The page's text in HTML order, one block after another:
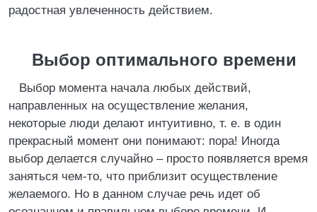
радостная увлеченность действием.
Выбор оптимального времени
Выбор момента начала любых действий,
направленных на осуществление желания,
некоторые люди делают интуитивно, т. е. в один
прекрасный момент они понимают: пора! Иногда
выбор делается случайно – просто появляется время
заняться чем-то, что приблизит осуществление
желаемого. Но в данном случае речь идет об